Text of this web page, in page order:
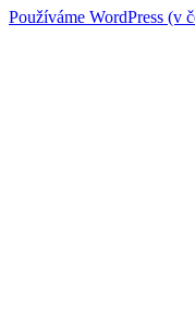
Používáme WordPress (v